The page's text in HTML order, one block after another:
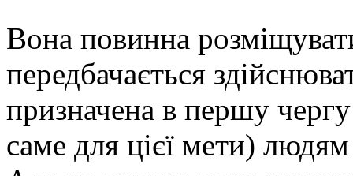
Вона повинна
передбачається
призначена в першу
саме для цієї мети)